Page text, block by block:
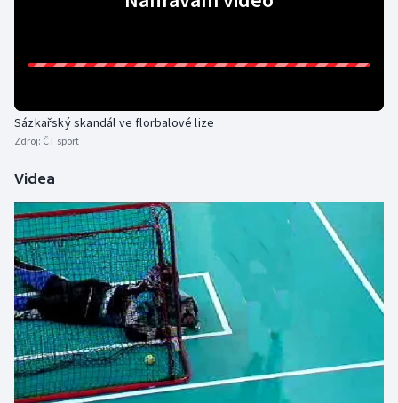
Sázkařský skandál ve florbalové lize
Zdroj: ČT sport
Videa